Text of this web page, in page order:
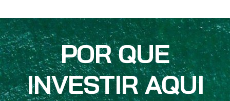
POR QUE
INVESTIR AQUI